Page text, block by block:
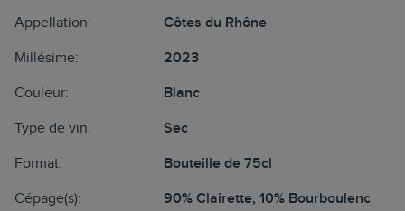
Appellation: Côtes du Rhône
Millésime: 2023
Couleur: Blanc
Type de vin: Sec
Format: Bouteille de 75cl
Cépage(s): 90% Clairette, 10% Bourboulenc